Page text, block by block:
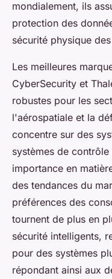
mondialement, ils
protection des
sécurité physique
Les meilleures
CyberSecurity et
robustes pour les
l'aérospatiale et la
concentre sur des
systèmes de
importance en
des tendances du
préférences des
tournent de plus en
sécurité intelligents,
pour des systèmes
répondant ainsi aux